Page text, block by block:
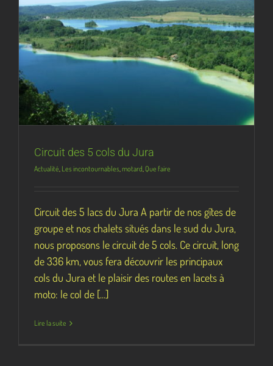
Circuit des 5 cols du Jura
Actualité, Les incontournables,motard, Que faire
Circuit des 5 lacs du Jura A partir de nos gîtes de
groupe et nos chalets situés dans le sud du Jura,
nous proposons le circuit de 5 cols. Ce circuit, long
de 336 km, vous fera découvrir les principaux
cols du Jura et le plaisir des routes en lacets à
moto: le col de [...]
Lire la suite